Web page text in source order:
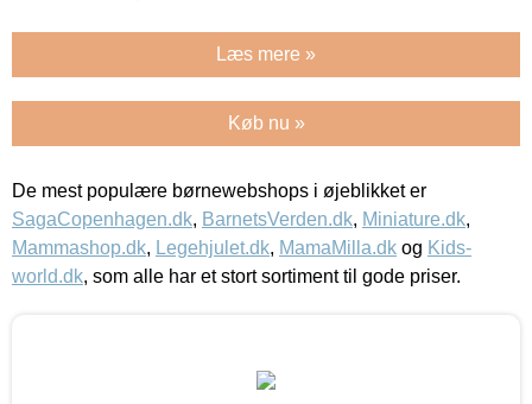
Læs mere »
Køb nu »
De mest populære børnewebshops i øjeblikket er
SagaCopenhagen.dk, BarnetsVerden.dk, Miniature.dk,
Mammashop.dk, Legehjulet.dk, MamaMilla.dk og Kids-
world.dk, som alle har et stort sortiment til gode priser.